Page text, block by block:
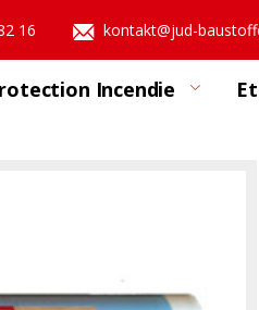
16 kontakt@jud-
Incendie